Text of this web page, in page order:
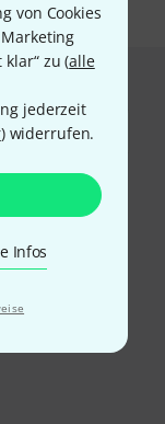
von Cookies
zu (alle
jederzeit
) widerrufen.
Infosbezahlen